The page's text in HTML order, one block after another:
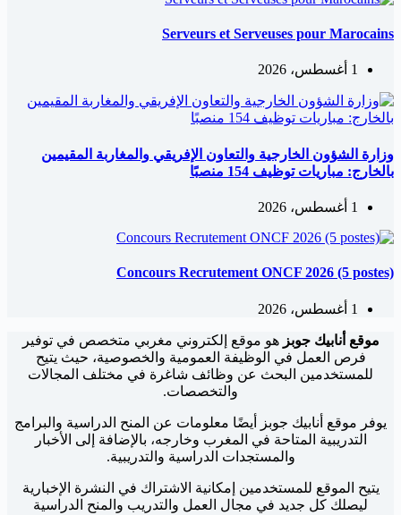
Serveurs et Serveuses pour Marocains
1 أغسطس، 2026
وزارة الشؤون الخارجية والتعاون الإفريقي والمغاربة المقيمين
بالخارج: مباريات توظيف 154 منصبًا
1 أغسطس، 2026
Concours Recrutement ONCF 2026 (5 postes)
1 أغسطس، 2026
موقع أنابيك جوبزهو موقع إلكتروني مغربي متخصص في توفير
فرص العمل في الوظيفة العمومية والخصوصية، حيث يتيح
للمستخدمين البحث عن وظائف شاغرة في مختلف المجالات
والتخصصات.
يوفر موقع أنابيك جوبز أيضًا معلومات عن المنح الدراسية والبرامج
التدريبية المتاحة في المغرب وخارجه، بالإضافة إلى الأخبار
والمستجدات الدراسية والتدريبية.
يتيح الموقع للمستخدمين إمكانية الاشتراك في النشرة الإخبارية
ليصلك كل جديد في مجال العمل والتدريب والمنح الدراسية